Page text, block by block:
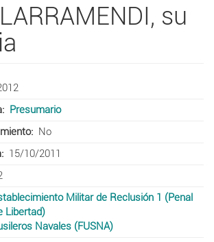
su
Presumario
No
15/10/2011
Militar de Reclusión 1 (Penal
Libertad)
Navales (FUSNA)